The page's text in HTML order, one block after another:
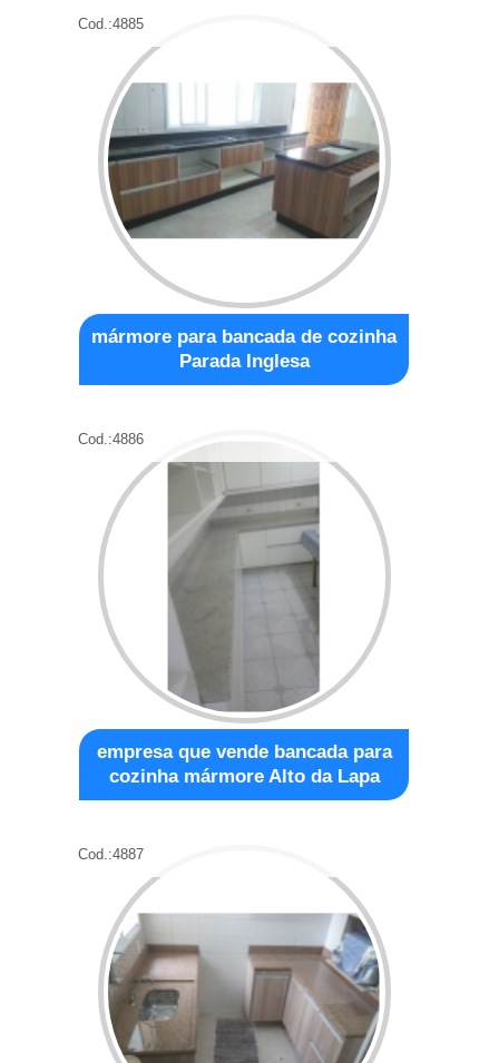
Cod.:4885
mármore para bancada de cozinha
Parada Inglesa
Cod.:4886
empresa que vende bancada para
cozinha mármore Alto da Lapa
Cod.:4887